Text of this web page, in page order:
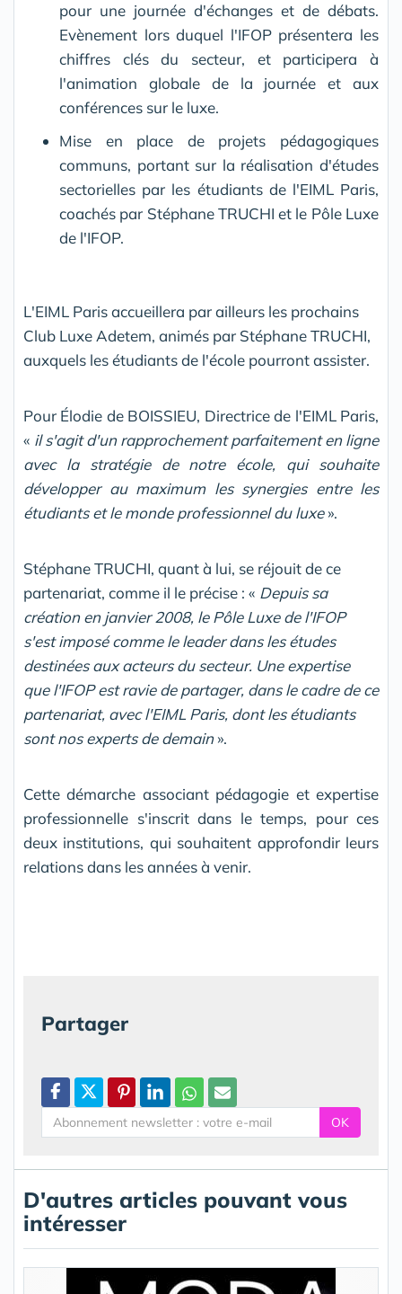
pour une journée d'échanges et de débats.
Evènement lors duquel l'IFOP présentera les
chiffres clés du secteur, et participera à
l'animation globale de la journée et aux
conférences sur le luxe.
Mise en place de projets pédagogiques
communs, portant sur la réalisation d'études
sectorielles par les étudiants de l'EIML Paris,
coachés par Stéphane TRUCHI et le Pôle Luxe
de l'IFOP.
L'EIML Paris accueillera par ailleurs les prochains
Club Luxe Adetem, animés par Stéphane TRUCHI,
auxquels les étudiants de l'école pourront assister.
Pour Élodie de BOISSIEU, Directrice de l'EIML Paris,
« il s'agit d'un rapprochement parfaitement en ligne
avec la stratégie de notre école, qui souhaite
développer au maximum les synergies entre les
étudiants et le monde professionnel du luxe».
Stéphane TRUCHI, quant à lui, se réjouit de ce
partenariat, comme il le précise : « Depuis sa
création en janvier 2008, le Pôle Luxe de l'IFOP
s'est imposé comme le leader dans les études
destinées aux acteurs du secteur. Une expertise
que l'IFOP est ravie de partager, dans le cadre de ce
partenariat, avec l'EIML Paris, dont les étudiants
sont nos experts de demain».
Cette démarche associant pédagogie et expertise
professionnelle s'inscrit dans le temps, pour ces
deux institutions, qui souhaitent approfondir leurs
relations dans les années à venir.
Partager
OK
D'autres articles pouvant vous
intéresser